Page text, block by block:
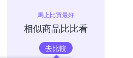
馬上比買最好
相似商品比比看
去比較